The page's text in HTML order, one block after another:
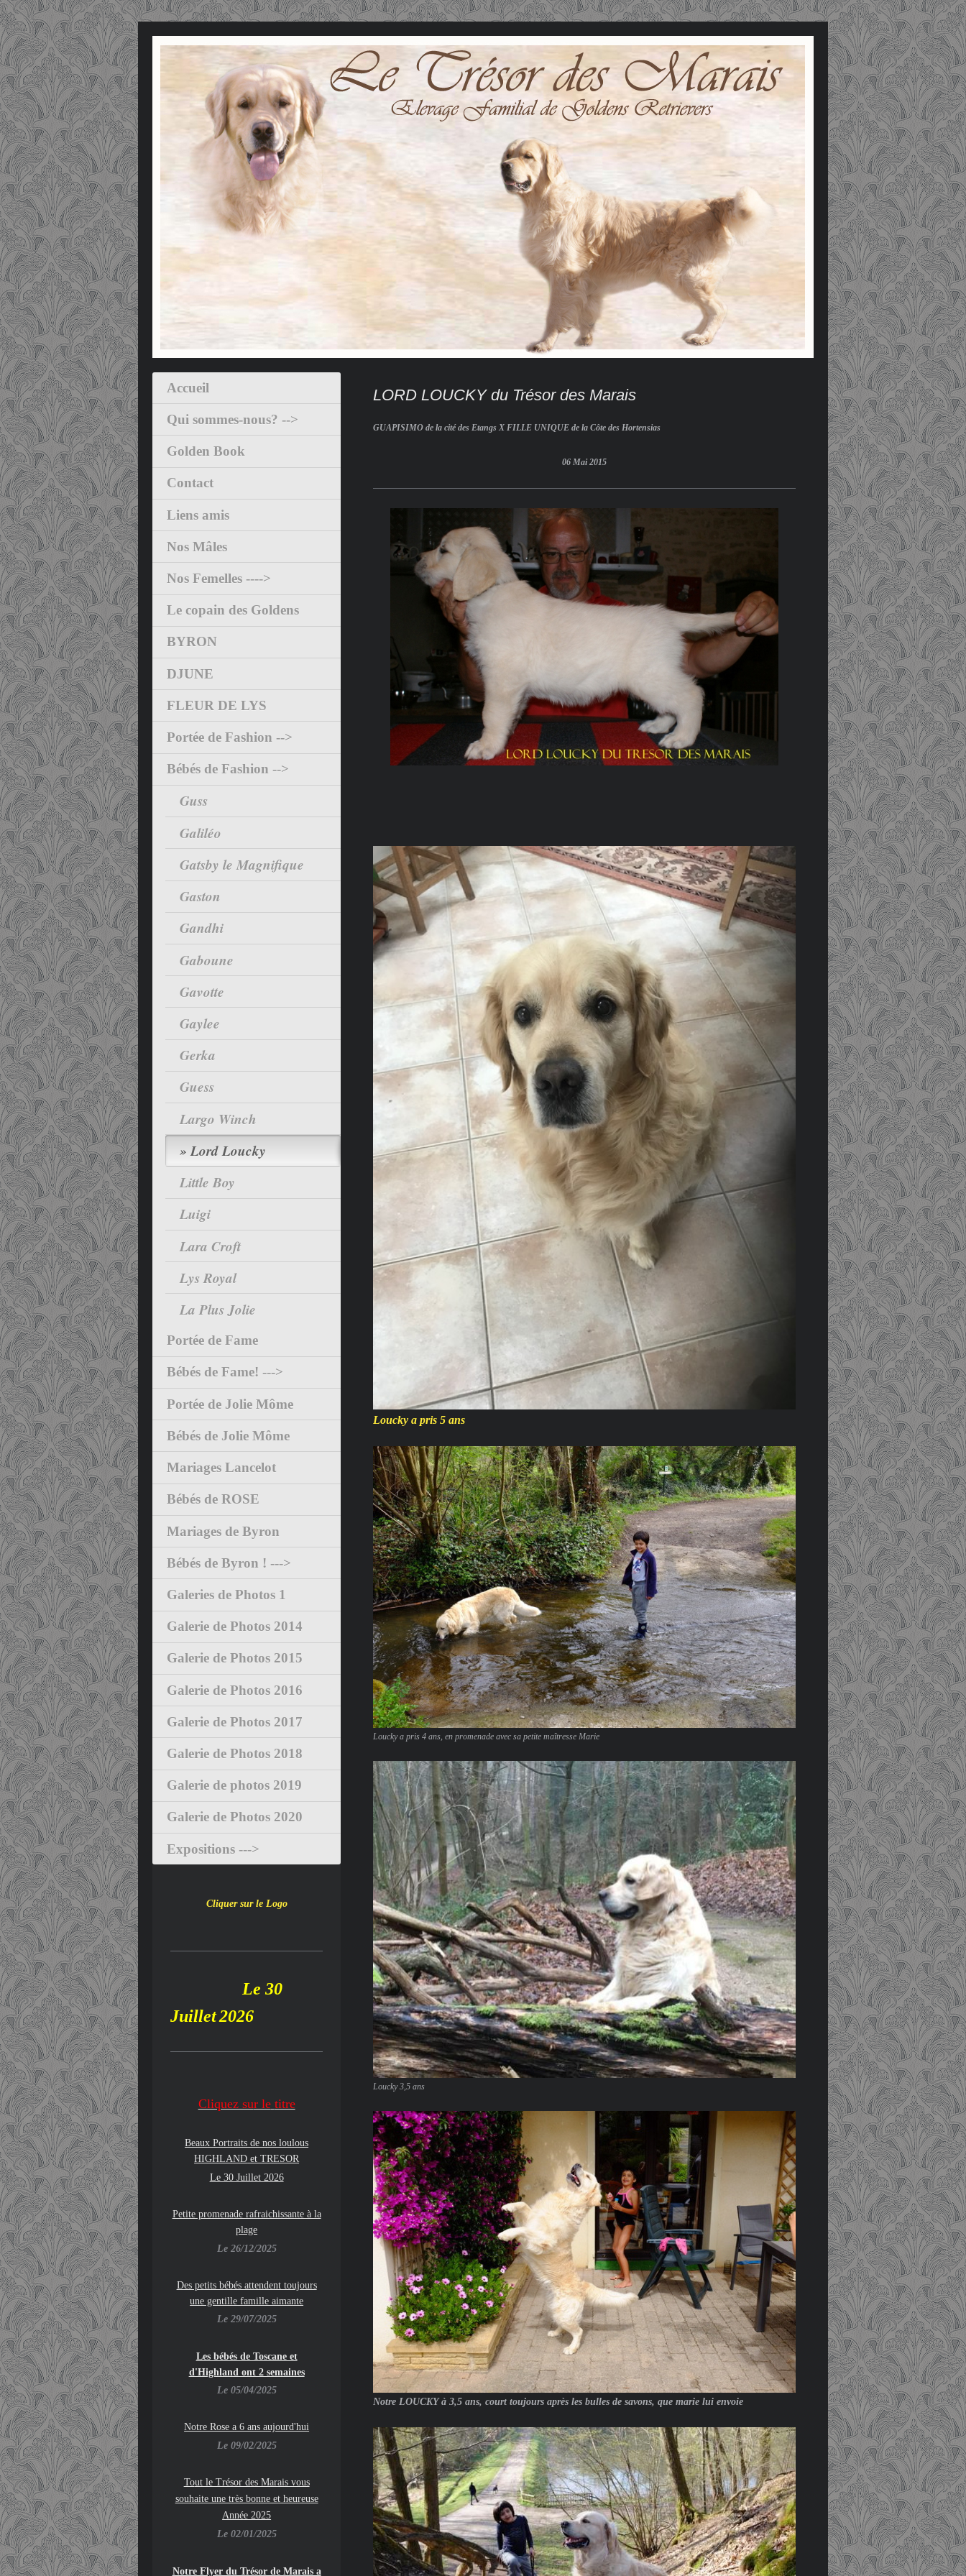
LORD LOUCKY du Trésor des Marais
GUAPISIMO de la cité des Etangs X FILLE UNIQUE de la Côte des Hortensias
06 Mai 2015
Loucky a pris 5 ans
Loucky a pris 4 ans, en promenade avec sa petite maîtresse Marie
Loucky 3,5 ans
Notre LOUCKY à 3,5 ans, court toujours après les bulles de savons, que marie lui envoie
Accueil
Qui sommes-nous? -->
Golden Book
Contact
Liens amis
Nos Mâles
Nos Femelles ---->
Le copain des Goldens
BYRON
DJUNE
FLEUR DE LYS
Portée de Fashion -->
Bébés de Fashion -->
Guss
Galiléo
Gatsby le Magnifique
Gaston
Gandhi
Gaboune
Gavotte
Gaylee
Gerka
Guess
Largo Winch
Lord Loucky
Little Boy
Luigi
Lara Croft
Lys Royal
La Plus Jolie
Portée de Fame
Bébés de Fame! --->
Portée de Jolie Môme
Bébés de Jolie Môme
Mariages Lancelot
Bébés de ROSE
Mariages de Byron
Bébés de Byron ! --->
Galeries de Photos 1
Galerie de Photos 2014
Galerie de Photos 2015
Galerie de Photos 2016
Galerie de Photos 2017
Galerie de Photos 2018
Galerie de photos 2019
Galerie de Photos 2020
Expositions --->
Cliquer sur le Logo
Le 30
Juillet2026
Cliquez sur le titre
Beaux Portraits de nos loulous
HIGHLAND et TRESOR
Le 30 Juillet 2026
Petite promenade rafraichissante à la
plage
Le 26/12/2025
Des petits bébés attendent toujours
une gentille famille aimante
Le 29/07/2025
Les bébés de Toscane et
d'Highland ont 2 semaines
Le 05/04/2025
Notre Rose a 6 ans aujourd'hui
Le 09/02/2025
Tout le Trésor des Marais vous
souhaite une très bonne et heureuse
Année 2025
Le 02/01/2025
Notre Flyer du Trésor de Marais a